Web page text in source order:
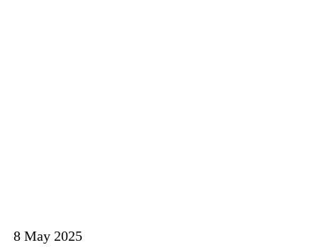
8 May 2025